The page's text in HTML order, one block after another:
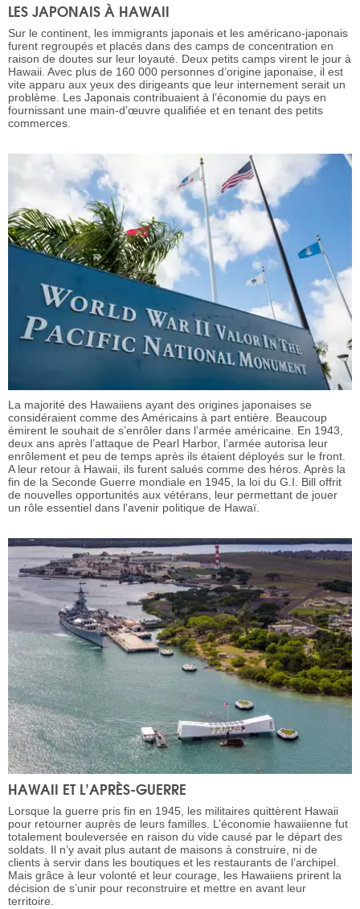
LES JAPONAIS À HAWAII
Sur le continent, les immigrants japonais et les américano-japonais
furent regroupés et placés dans des camps de concentration en
raison de doutes sur leur loyauté. Deux petits camps virent le jour à
Hawaii. Avec plus de 160 000 personnes d’origine japonaise, il est
vite apparu aux yeux des dirigeants que leur internement serait un
problème. Les Japonais contribuaient à l’économie du pays en
fournissant une main-d’œuvre qualifiée et en tenant des petits
commerces.
La majorité des Hawaiiens ayant des origines japonaises se
considéraient comme des Américains à part entière. Beaucoup
émirent le souhait de s’enrôler dans l’armée américaine. En 1943,
deux ans après l’attaque de Pearl Harbor, l’armée autorisa leur
enrôlement et peu de temps après ils étaient déployés sur le front.
A leur retour à Hawaii, ils furent salués comme des héros. Après la
fin de la Seconde Guerre mondiale en 1945, la loi du G.I. Bill offrit
de nouvelles opportunités aux vétérans, leur permettant de jouer
un rôle essentiel dans l'avenir politique de Hawaï.
HAWAII ET L’APRÈS-GUERRE
Lorsque la guerre pris fin en 1945, les militaires quittèrent Hawaii
pour retourner auprès de leurs familles. L’économie hawaiienne fut
totalement bouleversée en raison du vide causé par le départ des
soldats. Il n’y avait plus autant de maisons à construire, ni de
clients à servir dans les boutiques et les restaurants de l’archipel.
Mais grâce à leur volonté et leur courage, les Hawaiiens prirent la
décision de s’unir pour reconstruire et mettre en avant leur
territoire.